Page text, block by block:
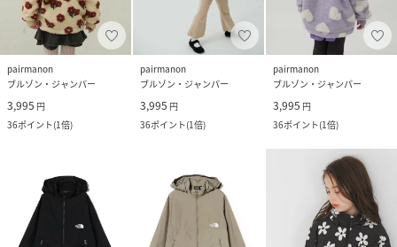
pairmanon
ブルゾン・ジャンパー
3,995 円
36ポイント(1倍)
pairmanon
ブルゾン・ジャンパー
3,995 円
36ポイント(1倍)
pairmanon
ブルゾン・ジャンパー
3,995 円
36ポイント(1倍)